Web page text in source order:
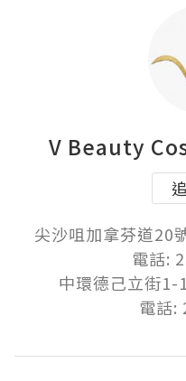
V Beauty
尖沙咀加拿芬道20
電話:
中環德己立街1-
電話: